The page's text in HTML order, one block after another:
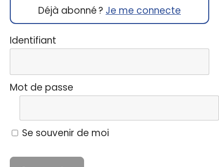
Déjà abonné ? Je me connecte
Identifiant
Mot de passe
Se souvenir de moi